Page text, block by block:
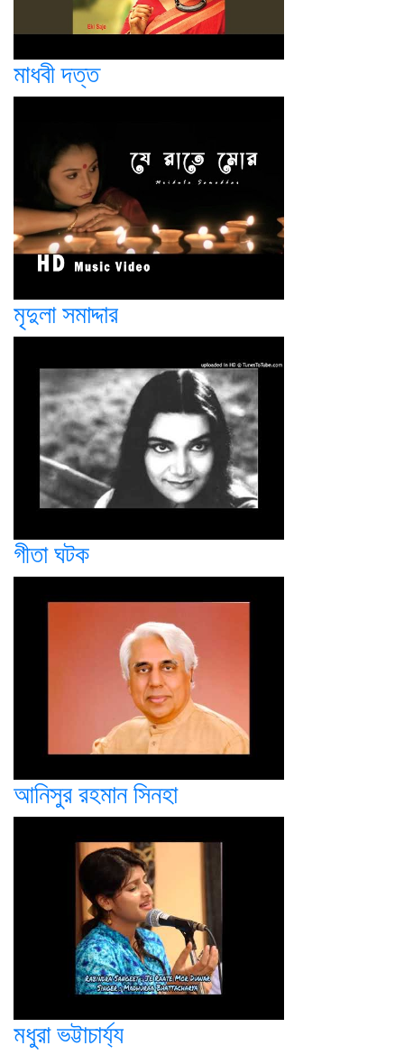
মাধবী দত্ত
মৃদুলা সমাদ্দার
গীতা ঘটক
আনিসুর রহমান সিনহা
মধুরা ভট্টাচার্য্য